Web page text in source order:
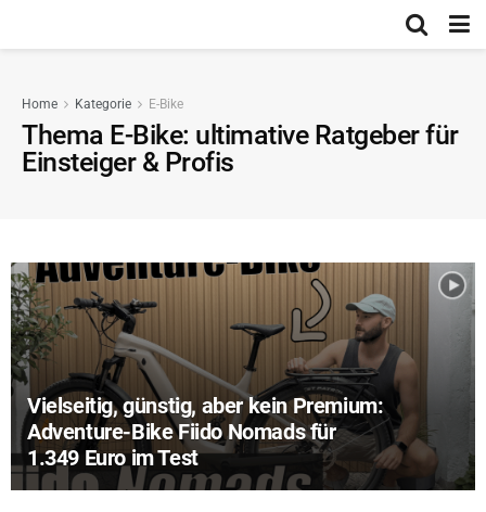
Home Kategorie E-Bike
Thema E-Bike: ultimative Ratgeber für
Einsteiger & Profis
Vielseitig, günstig, aber kein Premium:
Adventure-Bike Fiido Nomads für
1.349 Euro im Test